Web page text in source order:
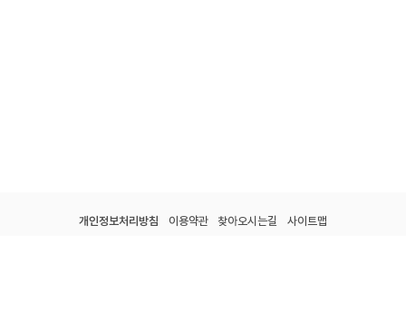
개인정보처리방침 이용약관 찾아오시는길 사이트맵